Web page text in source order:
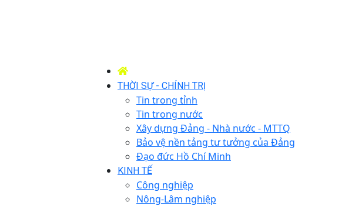
THỜI SỰ - CHÍNH TRỊ
Tin trong tỉnh
Tin trong nước
Xây dựng Đảng - Nhà nước - MTTQ
Bảo vệ nền tảng tư tưởng của Đảng
Đạo đức Hồ Chí Minh
KINH TẾ
Công nghiệp
Nông-Lâm nghiệp